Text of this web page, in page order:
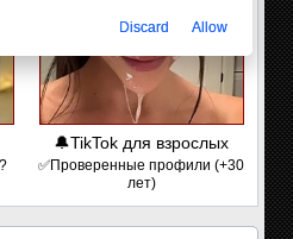
🔔TikTok для взрослых
✅Проверенные профили (+30
лет)
Discard Allow